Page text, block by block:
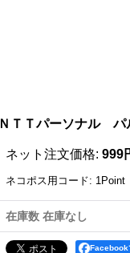
ＮＴＴパーソナル
ネット注文価格: 999
ネコポス用コード: 1Point
在庫数 在庫なし
Facebook